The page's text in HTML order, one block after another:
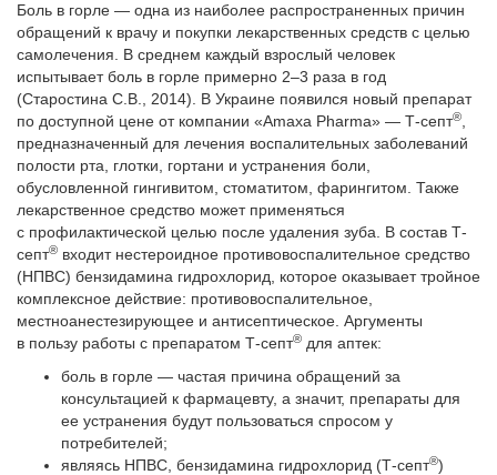
Боль в горле — одна из наиболее распространенных причин
обращений к врачу и покупки лекарственных средств с целью
самолечения. В среднем каждый взрослый человек
испытывает боль в горле примерно 2–3 раза в год
(Старостина С.В., 2014). В Украине появился новый препарат
по доступной цене от компании «Amaxa Pharma» — Т-септ®
предназначенный для лечения воспалительных заболеваний
полости рта, глотки, гортани и устранения боли,
обусловленной гингивитом, стоматитом, фарингитом. Также
лекарственное средство может применяться
с профилактической целью после удаления зуба. В состав Т-
септ® входит нестероидное противовоспалительное средство
(НПВС) бензидамина гидрохлорид, которое оказывает тройное
комплексное действие: противовоспалительное,
местноанестезирующее и антисептичес­кое. Аргументы
в пользу работы с препаратом Т-септ® для аптек:
боль в горле — частая причина обращений за
консультацией к фармацевту, а значит, препараты для
ее устранения будут пользоваться спросом у
потребителей;
являясь НПВС, бензидамина гидрохлорид (Т-септ®)